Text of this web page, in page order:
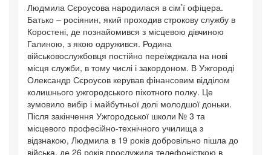
Людмила Сєроусова народилася в сім’ї офіцера.
Батько – росіянин, який проходив строкову службу в
Коростені, де познайомився з місцевою дівчиною
Галиною, з якою одружився. Родина
військовослужбовця постійно переїжджала на нові
місця служби, в тому числі і закордоном. В Ужгороді
Олександр Сєроусов керував фінансовим відділом
колишнього ужгородського піхотного полку. Це
зумовило вибір і майбутньої долі молодшої доньки.
Після закінчення Ужгородської школи № 3 та
місцевого професійно-технічного училища з
відзнакою, Людмила в 19 років добровільно пішла до
війська, де 26 років прослужила телефоністкою в